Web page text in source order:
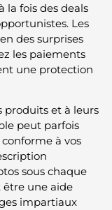
la fois des deals
Les
des surprises
les paiements
une protection
produits et à leurs
peut parfois
à vos
sous chaque
être une aide
impartiaux